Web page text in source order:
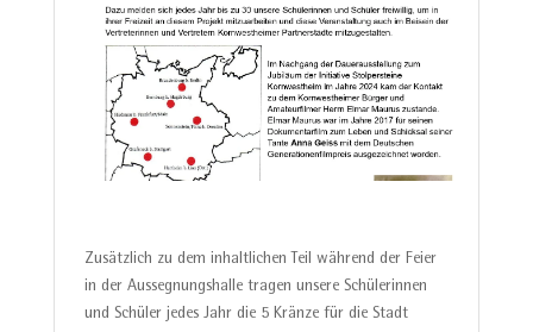
Zusätzlich zu dem inhaltlichen Teil während der Feier
in der Aussegnungshalle tragen unsere Schülerinnen
und Schüler jedes Jahr die 5 Kränze für die Stadt